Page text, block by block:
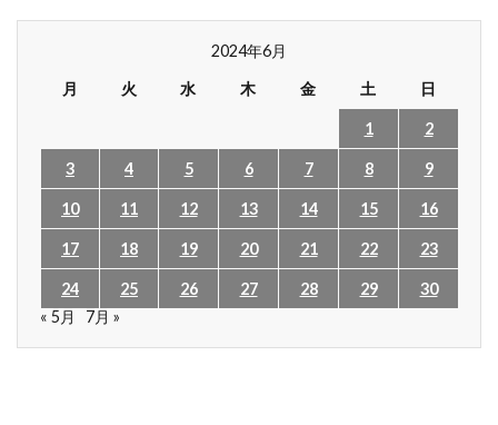
2024年6月
月
火 水 木 金 土 日
1 2
3 4 5 6 7 8 9
10 11 12 13 14 15 16
17 18 19 20 21 22 23
24 25 26 27 28 29
30
« 5月
7月 »